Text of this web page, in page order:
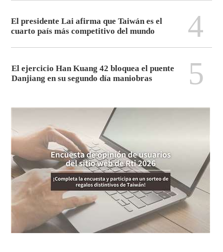
El presidente Lai afirma que Taiwán es el
cuarto país más competitivo del mundo
4
El ejercicio Han Kuang 42 bloquea el puente
Danjiang en su segundo día maniobras
5